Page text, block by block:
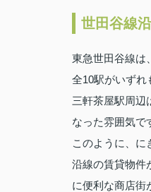
世田谷線
東急世田谷線は
全10駅がいずれ
三軒茶屋駅周辺
なった雰囲気で
このように、に
沿線の賃貸物件
に便利な商店街